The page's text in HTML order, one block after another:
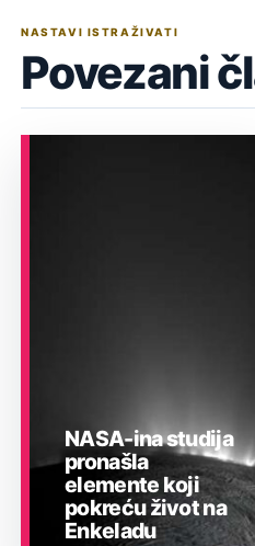
NASTAVI ISTRAŽIVATI
Povezani
NASA-ina studija
pronašla
elemente koji
pokreću život na
Enkeladu